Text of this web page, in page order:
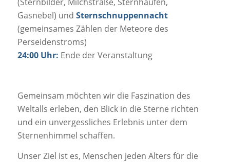
Gasnebel) und Sternschnuppennacht
(gemeinsames Zählen der Meteore des
Perseidenstroms)
24:00 Uhr: Ende der Veranstaltung
Gemeinsam möchten wir die Faszination des
Weltalls erleben, den Blick in die Sterne richten
und ein unvergessliches Erlebnis unter dem
Sternenhimmel schaffen.
Unser Ziel ist es, Menschen jeden Alters für die